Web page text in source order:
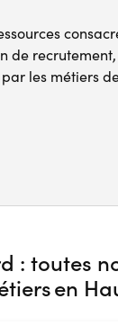
de
les métiers
toutes
en